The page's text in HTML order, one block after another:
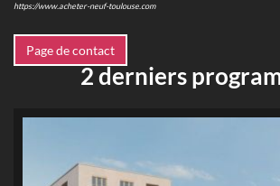
https://www.acheter-neuf-toulouse.com
Page de contact
2 derniers